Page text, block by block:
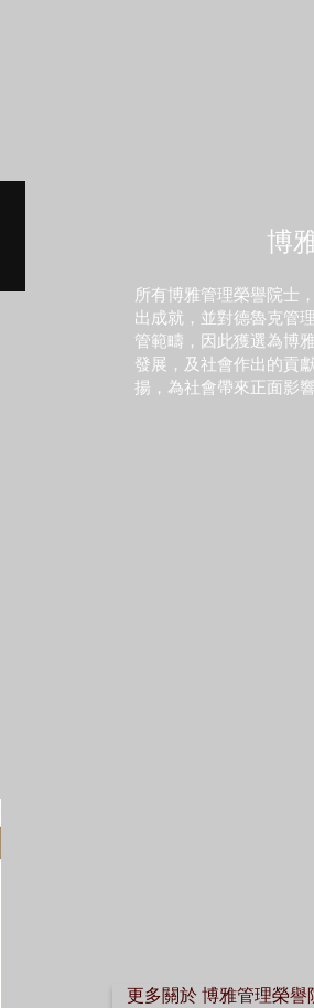
博
所有博雅管理榮譽院士
出成就，並對德魯克管
管範疇，因此獲選為博
發展，及社會作出的貢
揚，為社會帶來正面影響
更多關於 博雅管理榮譽